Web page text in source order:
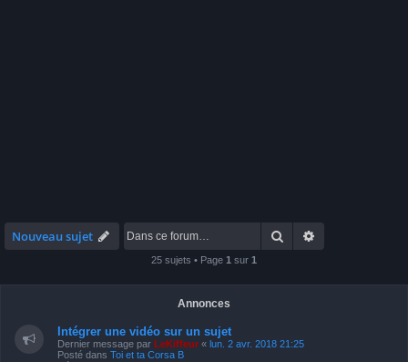
Nouveau sujet Rechercher
25 sujets • Page 1 sur 1
Annonces
Intégrer une vidéo sur un sujet
Dernier message par LeKiffeur « lun. 2 avr. 2018 21:25
Posté dans Toi et ta Corsa B